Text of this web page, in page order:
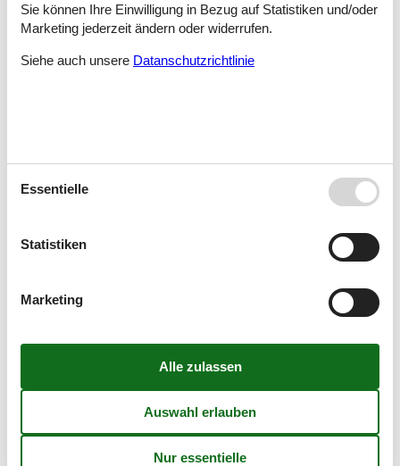
Lesen Sie mehr über die herrlichen Urlaubserlebnisse, zwischen
Sie bei der Buchung eines privat vermieteten Ferienhauses bei
Vermietung von private Ferienhäuser Sönderby: Ihre
Deshalb können Sie sich sofort einen Überblick über all die
schön gelegenen Ferienhäuser Sönderby verschaffen und sich
ganz einfach für das genau richtige Ferienhaus zur Miete
Private Ferienhäuser mieten Sönderby: Preisgarantie
Sie erhalten auf alle Ferienhäuser, die durch Vacasol vermietet
werden, eine Preisgarantie. Sollte unserer Preiskontrolle doch
ein Fehler unterlaufen, so erstatten wir Ihnen ohne Probleme
Private Ferienhausvermietung Sönderby: Kundenservice
Sie können Ihre Einwilligung in Bezug auf Statistiken und/oder
Marketing jederzeit ändern oder widerrufen.
Siehe auch unsere Datanschutzrichtlinie
Essentielle
Statistiken
Marketing